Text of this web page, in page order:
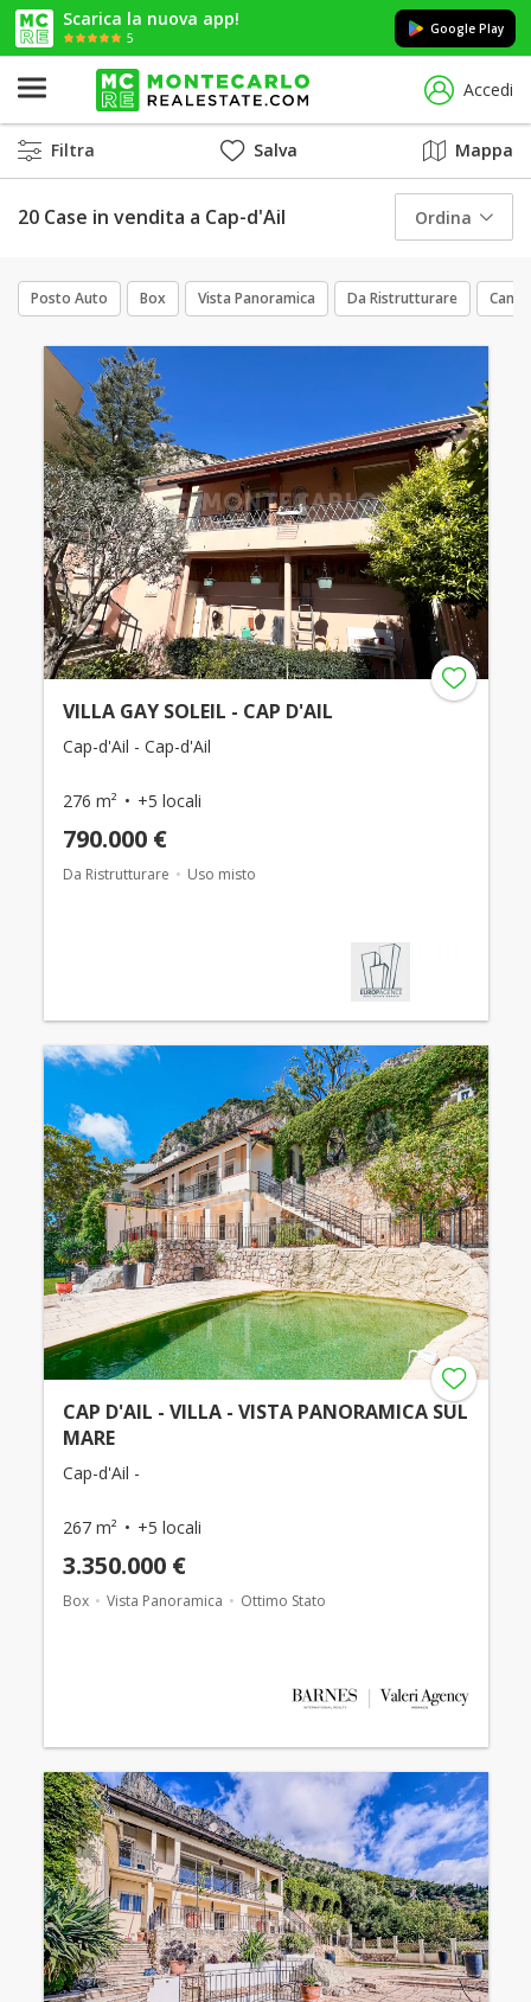
Scarica la nuova app!
5
Google Play
Accedi
Filtra Salva Mappa
20 Case in vendita a Cap-d'Ail Ordina
Posto Auto Box Vista Panoramica Da Ristrutturare
VILLA GAY SOLEIL - CAP D'AIL
Cap-d'Ail - Cap-d'Ail
276 m² +5 locali
790.000 €
Da Ristrutturare Uso misto
CAP D'AIL - VILLA - VISTA PANORAMICA SUL
MARE
Cap-d'Ail -
267 m² +5 locali
3.350.000 €
Box Vista Panoramica Ottimo Stato